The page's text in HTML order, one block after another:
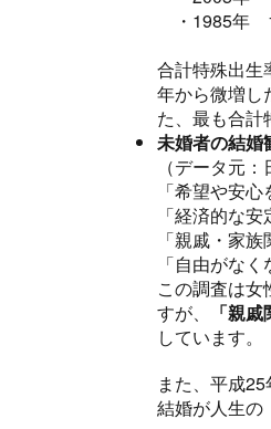
・1985年
合計特殊出生
年から微増し
た、最も合計
未婚者の結婚
（データ元
「希望や安
「経済的な
「親戚・家
「自由がな
この調査は女
すが、
「親
しています。
また、平成25
結婚が人生の